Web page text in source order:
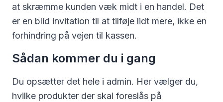
at skræmme kunden væk midt i en handel. Det
er en blid invitation til at tilføje lidt mere, ikke en
forhindring på vejen til kassen.
Sådan kommer du i gang
Du opsætter det hele i admin. Her vælger du,
hvilke produkter der skal foreslås på